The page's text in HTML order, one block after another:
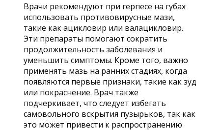
Врачи рекомендуют при герпесе на губах
использовать противовирусные мази,
такие как ацикловир или валацикловир.
Эти препараты помогают сократить
продолжительность заболевания и
уменьшить симптомы. Кроме того, важно
применять мазь на ранних стадиях, когда
появляются первые признаки, такие как зуд
или покраснение. Врач также
подчеркивает, что следует избегать
самовольного вскрытия пузырьков, так как
это может привести к распространению